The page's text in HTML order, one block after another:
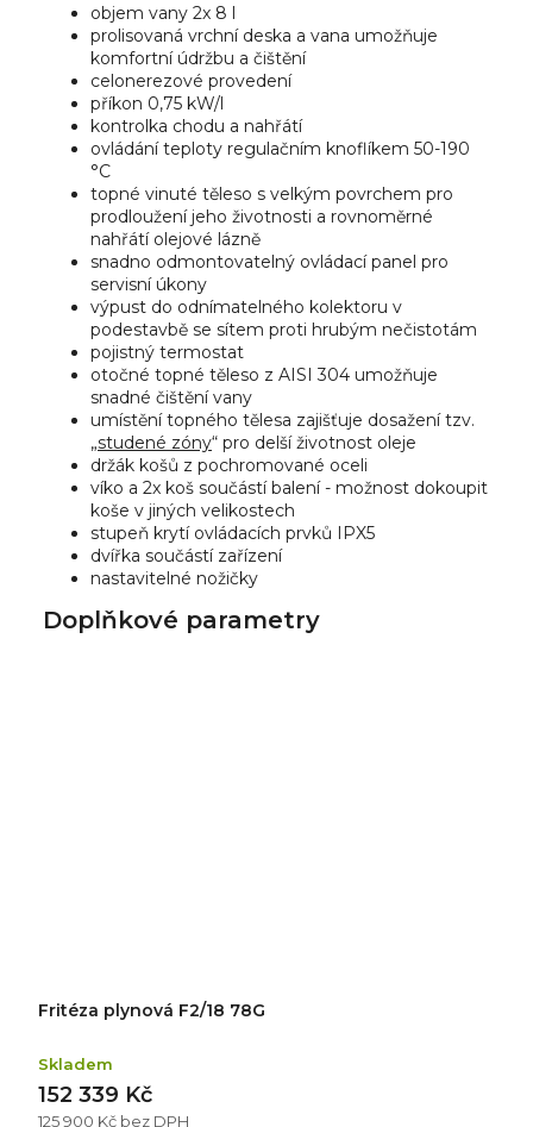
objem vany 2x 8 l
prolisovaná vrchní deska a vana umožňuje
komfortní údržbu a čištění
celonerezové provedení
příkon 0,75 kW/l
kontrolka chodu a nahřátí
ovládání teploty regulačním knoflíkem 50-190
°C
topné vinuté těleso s velkým povrchem pro
prodloužení jeho životnosti a rovnoměrné
nahřátí olejové lázně
snadno odmontovatelný ovládací panel pro
servisní úkony
výpust do odnímatelného kolektoru v
podestavbě se sítem proti hrubým nečistotám
pojistný termostat
otočné topné těleso z AISI 304 umožňuje
snadné čištění vany
umístění topného tělesa zajišťuje dosažení tzv.
„studené zóny“ pro delší životnost oleje
držák košů z pochromované oceli
víko a 2x koš součástí balení - možnost dokoupit
koše v jiných velikostech
stupeň krytí ovládacích prvků IPX5
dvířka součástí zařízení
nastavitelné nožičky
Doplňkové parametry
Fritéza plynová F2/18 78G
Skladem
125 900 Kč bez DPH
152 339 Kč